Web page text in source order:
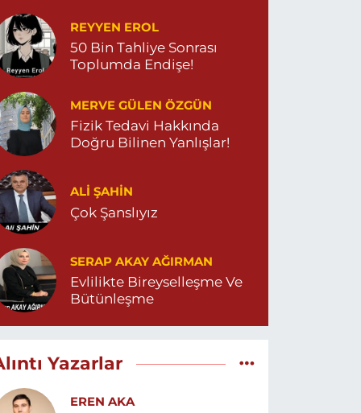
REYYEN EROL
50 Bin Tahliye Sonrası
Toplumda Endişe!
MERVE GÜLEN ÖZGÜN
Fizik Tedavi Hakkında
Doğru Bilinen Yanlışlar!
ALI ŞAHİN
Çok Şanslıyız
SERAP AKAY AĞIRMAN
Evlilikte Bireyselleşme Ve
Bütünleşme
Yazarlar
EREN AKA